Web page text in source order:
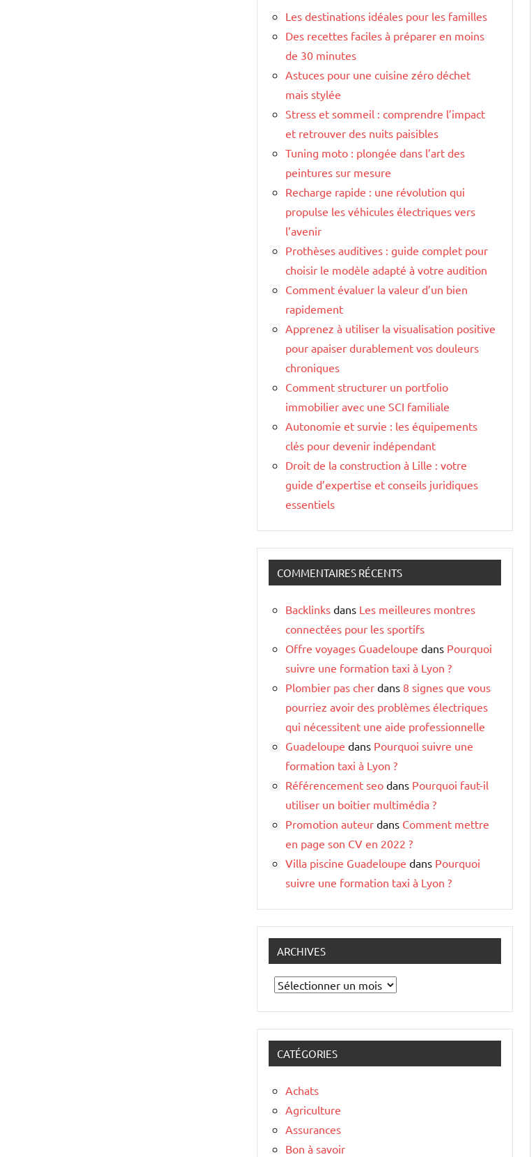
Les destinations idéales pour les familles
Des recettes faciles à préparer en moins
de 30 minutes
Astuces pour une cuisine zéro déchet
mais stylée
Stress et sommeil : comprendre l’impact
et retrouver des nuits paisibles
Tuning moto : plongée dans l’art des
peintures sur mesure
Recharge rapide : une révolution qui
propulse les véhicules électriques vers
l’avenir
Prothèses auditives : guide complet pour
choisir le modèle adapté à votre audition
Comment évaluer la valeur d’un bien
rapidement
Apprenez à utiliser la visualisation positive
pour apaiser durablement vos douleurs
chroniques
Comment structurer un portfolio
immobilier avec une SCI familiale
Autonomie et survie : les équipements
clés pour devenir indépendant
Droit de la construction à Lille : votre
guide d’expertise et conseils juridiques
essentiels
COMMENTAIRES RÉCENTS
Backlinks dans Les meilleures montres
connectées pour les sportifs
Offre voyages Guadeloupe dans Pourquoi
suivre une formation taxi à Lyon ?
Plombier pas cher dans 8 signes que vous
pourriez avoir des problèmes électriques
qui nécessitent une aide professionnelle
Guadeloupe dans Pourquoi suivre une
formation taxi à Lyon ?
Référencement seo dans Pourquoi faut-il
utiliser un boitier multimédia ?
Promotion auteur dans Comment mettre
en page son CV en 2022 ?
Villa piscine Guadeloupe dans Pourquoi
suivre une formation taxi à Lyon ?
ARCHIVES
Archives
CATÉGORIES
Achats
Agriculture
Assurances
Bon à savoir